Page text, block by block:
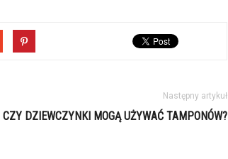
Następny artykuł
CZY DZIEWCZYNKI MOGĄ UŻYWAĆ TAMPONÓW?